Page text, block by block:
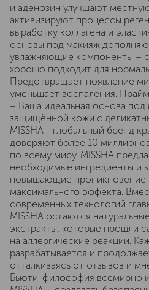
и аденозин улучшают
активизируют процессы
выработку коллагена и
основы под макияж
увлажняющие компоненты –
хорошо подходит для
Предотвращает появление
уменьшает воспаления.
– Ваша идеальная основа под
защищённой кожи с
MISSHA - глобальный бренд
доверяют более 10
по всему миру. MISSHA
необходимые ингредиенты и
повышающие проникновение
максимального эффекта.
современных технологий
MISSHA остаются
экстракты, которые прошли
на аллергические реакции.
разрабатывается и
отталкиваясь от отзывов и
Бьюти-философия всемирно